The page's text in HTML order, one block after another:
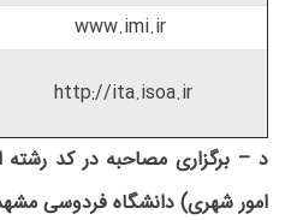
www.imi.ir
http://ita.isoa.ir
امور شهری) دانشگاه فردوسی